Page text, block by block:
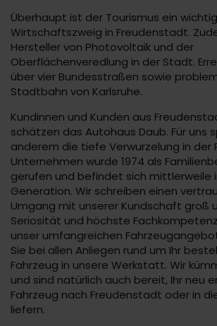
Überhaupt ist der Tourismus ein
Wirtschaftszweig in Freudenstadt.
Hersteller von Photovoltaik und der
Oberflächenveredlung in der Stadt.
über vier Bundesstraßen sowie
Stadtbahn von Karlsruhe.
Kundinnen und Kunden aus
schätzen das Autohaus Daub. Für uns
anderem die tiefe Verwurzelung in der
Unternehmen wurde 1974 als
gerufen und befindet sich mittlerweile
Generation. Wir schreiben einen
Umgang mit unserer Kundschaft groß
Seriosität und höchste
unser umfangreichen
Sie bei allen Anliegen rund um Ihr
Fahrzeug in unsere Werkstatt. Wir
und sind natürlich auch bereit, Ihr neu
Fahrzeug nach Freudenstadt oder in
liefern.